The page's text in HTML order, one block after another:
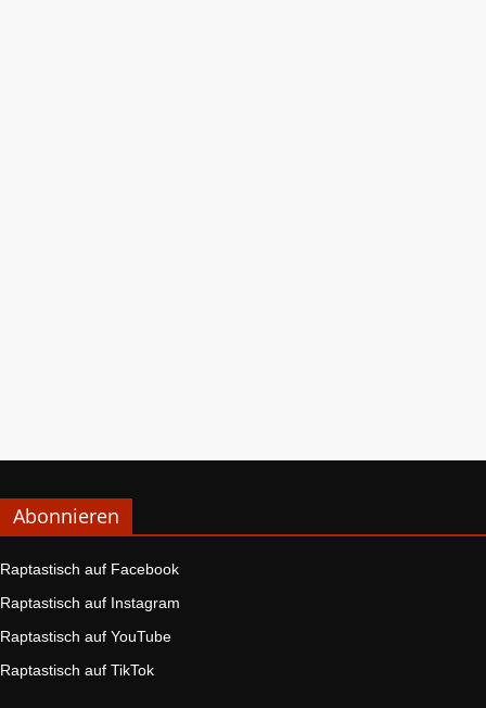
Abonnieren
Raptastisch auf Facebook
Raptastisch auf Instagram
Raptastisch auf YouTube
Raptastisch auf TikTok